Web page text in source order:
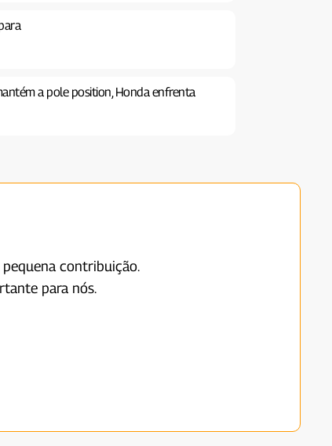
a pole position, Honda enfrenta
contribuição.
para nós.